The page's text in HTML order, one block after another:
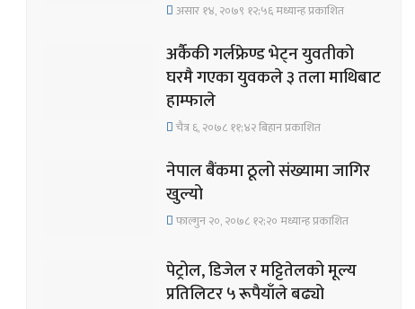
असार १४, २०७९ १२;५६ मध्यान्ह प्रकाशित
अर्कैकी गर्लफ्रेण्ड भेट्न युवतीको
घरमै गएका युवकले ३ तला माथिबाट
हाम्फाले
चैत्र ६, २०७८ ११;४२ बिहान प्रकाशित
नेपाल बैंकमा ठूलो संख्यामा जागिर
खुल्यो
फाल्गुन २०, २०७८ १२;२० मध्यान्ह प्रकाशित
पेट्रोल, डिजेल र मट्टितेलको मूल्य
प्रतिलिटर ५ रूपैयाँले बढ्यो